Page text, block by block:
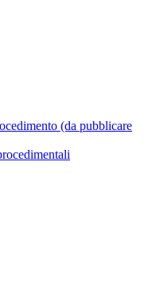
(da pubblicare